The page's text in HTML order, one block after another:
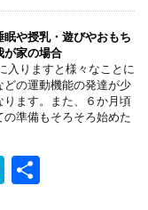
e
n
a
眠や授乳・遊びやおもち
が家の場合
入りますと様々なことに
の運動機能の発達が少
ります。また、６か月頃
準備もそろそろ始めた
H